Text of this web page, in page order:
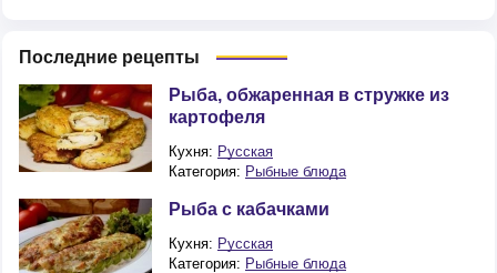
Последние рецепты
Рыба, обжаренная в стружке из
картофеля
Кухня: Русская
Категория: Рыбные блюда
Рыба с кабачками
Кухня: Русская
Категория: Рыбные блюда